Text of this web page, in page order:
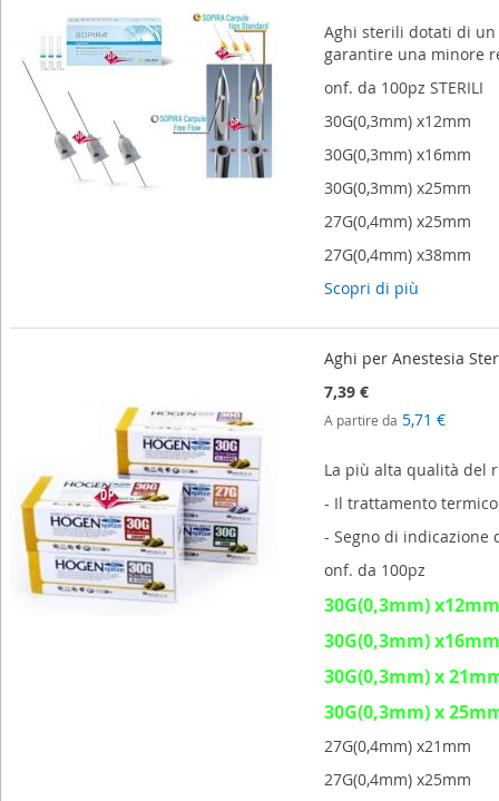
Aghi sterili dotati di
garantire una minore
onf. da 100pz STERILI
30G(0,3mm) x12mm
30G(0,3mm) x16mm
30G(0,3mm) x25mm
27G(0,4mm) x25mm
27G(0,4mm) x38mm
Scopri di più
Aghi per Anestesia
7,39 €
A partire da 5,71 €
La più alta qualità del
- Il trattamento
- Segno di indicazione
onf. da 100pz
30G(0,3mm) x12mm
30G(0,3mm) x16mm
30G(0,3mm) x
30G(0,3mm) x
27G(0,4mm) x21mm
27G(0,4mm) x25mm